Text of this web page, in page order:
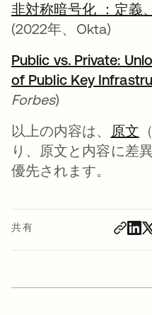
共有
非対称暗号化 ：定義
(2022年、Okta)
Public vs. Private:
of Public Key
Forbes)
以上の内容は、
原文
り、原文と内容に差
優先されます。